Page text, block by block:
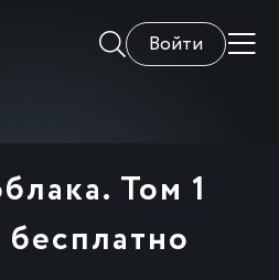
Войти
Том 1
бесплатно